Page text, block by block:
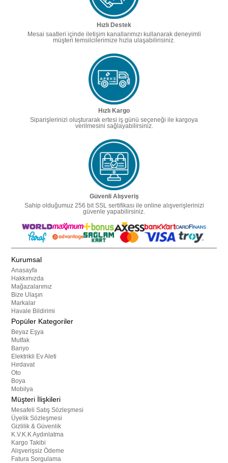
Hızlı Destek
Mesai saatleri içinde iletişim kanallarımızı kullanarak deneyimli
müşteri temsilcilerimize hızla ulaşabilirisiniz.
Hızlı Kargo
Siparişlerinizi oluşturarak ertesi iş günü seçeneği ile kargoya
verilmesini sağlayabilirsiniz.
Güvenli Alışveriş
Sahip olduğumuz 256 bit SSL sertifikası ile online alışverişlerinizi
güvenle yapabilirsiniz.
Kurumsal
Anasayfa
Hakkımızda
Mağazalarımız
Bize Ulaşın
Markalar
Havale Bildirimi
Popüler Kategoriler
Beyaz Eşya
Mutfak
Banyo
Elektrikli Ev Aleti
Hırdavat
Oto
Boya
Mobilya
Müşteri İlişkileri
Mesafeli Satış Sözleşmesi
Üyelik Sözleşmesi
Gizlilik & Güvenlik
K.V.K.K Aydınlatma
Kargo Takibi
Alışverişsiz Ödeme
Fatura Sorgulama